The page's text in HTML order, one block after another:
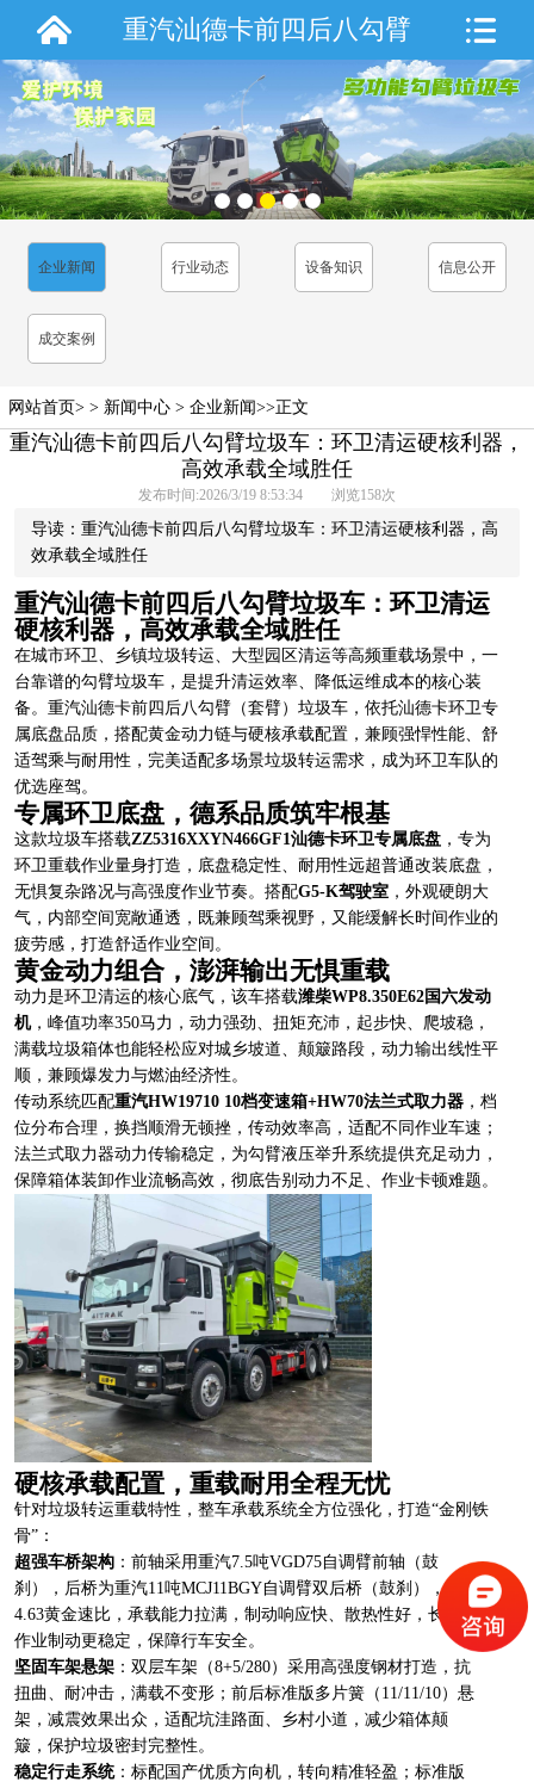
重汽汕德卡前四后八勾臂
垃圾车：环卫清运硬核利
器，高效承载全域胜任
企业新闻 行业动态 设备知识 信息公开
成交案例
网站首页> > 新闻中心 > 企业新闻>>正文
重汽汕德卡前四后八勾臂垃圾车：环卫清运硬核利器，
高效承载全域胜任
发布时间:2026/3/19 8:53:34 浏览158次
导读：重汽汕德卡前四后八勾臂垃圾车：环卫清运硬核利器，高
效承载全域胜任
重汽汕德卡前四后八勾臂垃圾车：环卫清运
硬核利器，高效承载全域胜任
在城市环卫、乡镇垃圾转运、大型园区清运等高频重载场景中，一
台靠谱的勾臂垃圾车，是提升清运效率、降低运维成本的核心装
备。重汽汕德卡前四后八勾臂（套臂）垃圾车，依托汕德卡环卫专
属底盘品质，搭配黄金动力链与硬核承载配置，兼顾强悍性能、舒
适驾乘与耐用性，完美适配多场景垃圾转运需求，成为环卫车队的
优选座驾。
专属环卫底盘，德系品质筑牢根基
这款垃圾车搭载ZZ5316XXYN466GF1汕德卡环卫专属底盘，专为
环卫重载作业量身打造，底盘稳定性、耐用性远超普通改装底盘，
无惧复杂路况与高强度作业节奏。搭配G5-K驾驶室，外观硬朗大
气，内部空间宽敞通透，既兼顾驾乘视野，又能缓解长时间作业的
疲劳感，打造舒适作业空间。
黄金动力组合，澎湃输出无惧重载
动力是环卫清运的核心底气，该车搭载潍柴WP8.350E62国六发动
机，峰值功率350马力，动力强劲、扭矩充沛，起步快、爬坡稳，
满载垃圾箱体也能轻松应对城乡坡道、颠簸路段，动力输出线性平
顺，兼顾爆发力与燃油经济性。
传动系统匹配重汽HW19710 10档变速箱+HW70法兰式取力器，档
位分布合理，换挡顺滑无顿挫，传动效率高，适配不同作业车速；
法兰式取力器动力传输稳定，为勾臂液压举升系统提供充足动力，
保障箱体装卸作业流畅高效，彻底告别动力不足、作业卡顿难题。
硬核承载配置，重载耐用全程无忧
针对垃圾转运重载特性，整车承载系统全方位强化，打造“金刚铁
骨”：
超强车桥架构：前轴采用重汽7.5吨VGD75自调臂前轴（鼓
刹），后桥为重汽11吨MCJ11BGY自调臂双后桥（鼓刹），搭配
4.63黄金速比，承载能力拉满，制动响应快、散热性好，长时间
作业制动更稳定，保障行车安全。
坚固车架悬架：双层车架（8+5/280）采用高强度钢材打造，抗
扭曲、耐冲击，满载不变形；前后标准版多片簧（11/11/10）悬
架，减震效果出众，适配坑洼路面、乡村小道，减少箱体颠
簸，保护垃圾密封完整性。
稳定行走系统：标配国产优质方向机，转向精准轻盈；标准版